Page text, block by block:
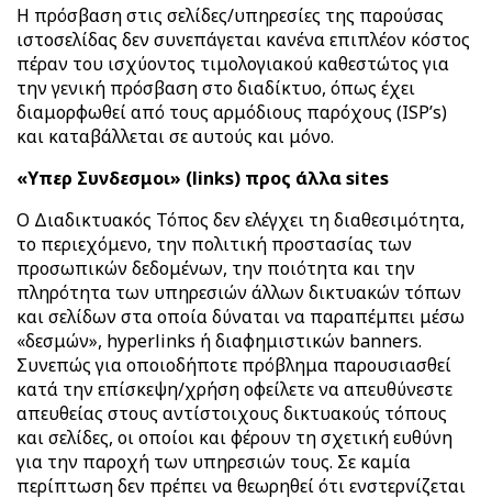
Η πρόσβαση στις σελίδες/υπηρεσίες της παρούσας
ιστοσελίδας δεν συνεπάγεται κανένα επιπλέον κόστος
πέραν του ισχύοντος τιμολογιακού καθεστώτος για
την γενική πρόσβαση στο διαδίκτυο, όπως έχει
διαμορφωθεί από τους αρμόδιους παρόχους (ISP’s)
και καταβάλλεται σε αυτούς και μόνο.
«Υπερ Συνδεσμοι» (links) προς άλλα sites
Ο Διαδικτυακός Τόπος δεν ελέγχει τη διαθεσιμότητα,
το περιεχόμενο, την πολιτική προστασίας των
προσωπικών δεδομένων, την ποιότητα και την
πληρότητα των υπηρεσιών άλλων δικτυακών τόπων
και σελίδων στα οποία δύναται να παραπέμπει μέσω
«δεσμών», hyperlinks ή διαφημιστικών banners.
Συνεπώς για οποιοδήποτε πρόβλημα παρουσιασθεί
κατά την επίσκεψη/χρήση οφείλετε να απευθύνεστε
απευθείας στους αντίστοιχους δικτυακούς τόπους
και σελίδες, οι οποίοι και φέρουν τη σχετική ευθύνη
για την παροχή των υπηρεσιών τους. Σε καμία
περίπτωση δεν πρέπει να θεωρηθεί ότι ενστερνίζεται